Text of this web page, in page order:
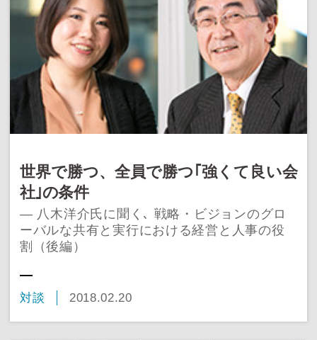
世界で勝つ、全員で勝つ｢強くて良い会
社｣の条件
― 八木洋介氏に聞く､ 戦略・ビジョンのグロ
ーバルな共有と実行における経営と人事の役
割（後編）
対談 2018.02.20